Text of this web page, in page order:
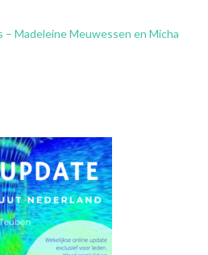
Madeleine Meuwessen en Micha